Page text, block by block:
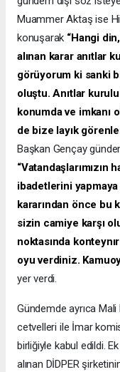
Muammer Aktaş ise
konuşarak “Hangi
alınan karar anıtlar
görüyorum ki sanki
oluştu. Anıtlar
konumda ve
de bize layık
Başkan Gençay
ibadetlerini
kararından önce bu
sizin camiye karşı
noktasında
oyu verdiniz.
yer verdi.
Gündemde ayrıca
cetvelleri ile İmar
birliğiyle kabul edildi.
alınan DİDPER